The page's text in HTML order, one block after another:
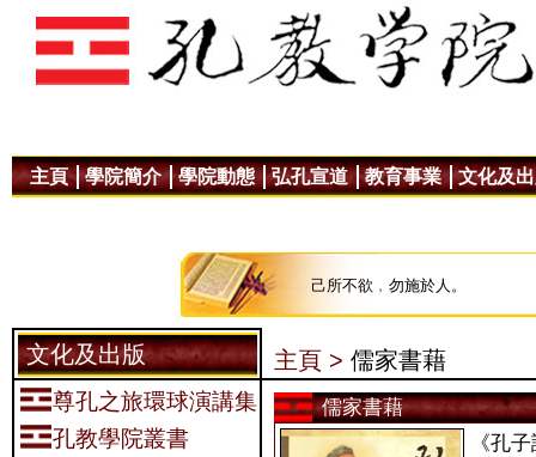
主頁 學院簡介 學院動態 弘孔宣道 教育事業 文化及
己所不欲﹐勿施於人。
文化及出版
尊孔之旅環球演講集
孔教學院叢書
主頁 > 儒家書藉
儒家書藉
《孔